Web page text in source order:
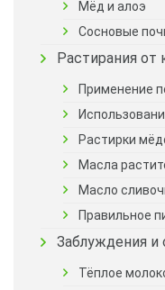
Мёд и алоэ
Сосновые
Растирания от
Применение
Растирки
Масла
Масло
Правильное
Заблуждения и
Тёплое